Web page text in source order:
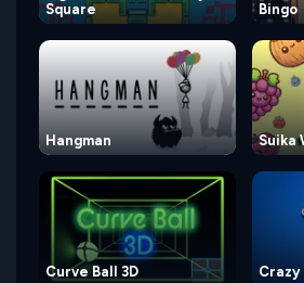
Square
Bingo
Hangman Suika
Curve Ball 3D Crazy